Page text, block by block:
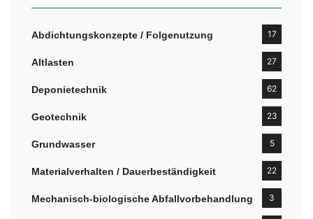
Abdichtungskonzepte / Folgenutzung 17
Altlasten 27
Deponietechnik 62
Geotechnik 23
Grundwasser 5
Materialverhalten / Dauerbeständigkeit 22
Mechanisch-biologische Abfallvorbehandlung 3